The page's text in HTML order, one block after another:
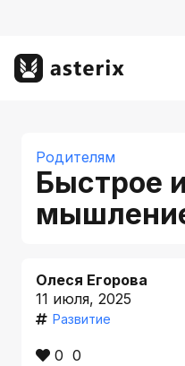
Родителям
Быстрое
Олеся Егорова
11 июля, 2025
Развитие
0 0